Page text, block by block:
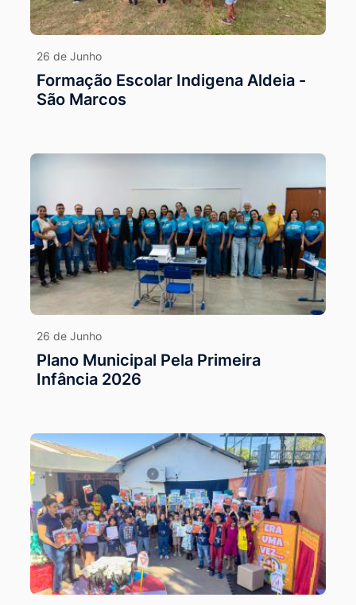
26 de Junho
Formação Escolar Indigena Aldeia -
São Marcos
26 de Junho
Plano Municipal Pela Primeira
Infância 2026